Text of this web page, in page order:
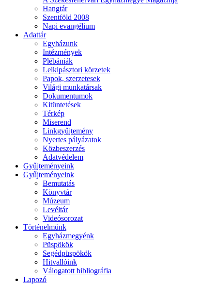
Hangtár
Szentföld 2008
Napi evangélium
Adattár
Egyházunk
Intézmények
Plébániák
Lelkipásztori körzetek
Papok, szerzetesek
Világi munkatársak
Dokumentumok
Kitüntetések
Térkép
Miserend
Linkgyűjtemény
Nyertes pályázatok
Közbeszerzés
Adatvédelem
Gyűjteményeink
Gyűjteményeink
Bemutatás
Könyvtár
Múzeum
Levéltár
Videósorozat
Történelmünk
Egyházmegyénk
Püspökök
Segédpüspökök
Hitvallóink
Válogatott bibliográfia
Lapozó